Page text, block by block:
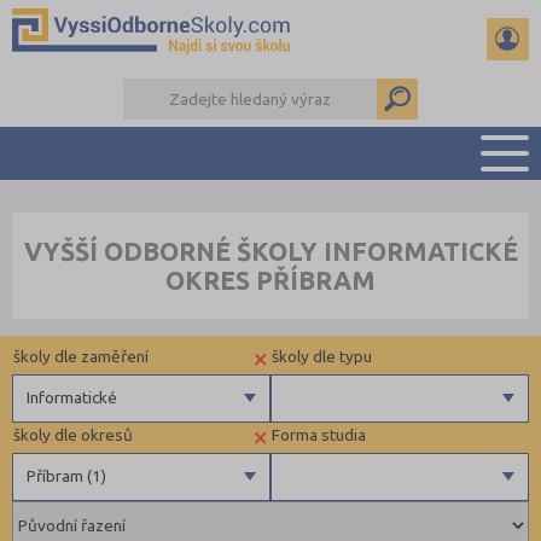
PŘÍPRAVA NA PŘIJÍMAČKY
KALENDÁŘ AKCÍ
DALŠÍ DRUHY ŠKOL
VYŠŠÍ ODBORNÉ ŠKOLY INFORMATICKÉ
OKRES PŘÍBRAM
Forma studia
×
Příbram (1)
školy dle okresů
Hradec Králové (1)
školy dle typu
Krajské
×
Informatické
školy dle zaměření
Zdravotnické
Ekonomické
Pedagogické